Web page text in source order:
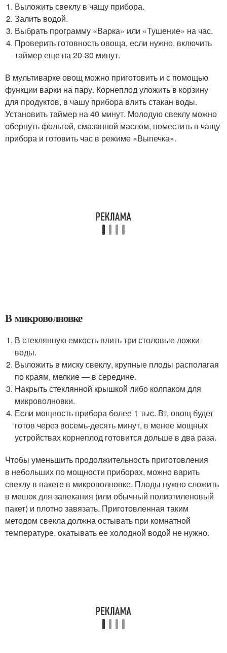
Выложить свеклу в чащу прибора.
Залить водой.
Выбрать программу «Варка» или «Тушение» на час.
Проверить готовность овоща, если нужно, включить
таймер еще на 20-30 минут.
В мультиварке овощ можно приготовить и с помощью
функции варки на пару. Корнеплод уложить в корзину
для продуктов, в чашу прибора влить стакан воды.
Установить таймер на 40 минут. Молодую свеклу можно
обернуть фольгой, смазанной маслом, поместить в чащу
прибора и готовить час в режиме «Выпечка».
В микроволновке
В стеклянную емкость влить три столовые ложки
воды.
Выложить в миску свеклу, крупные плоды располагая
по краям, мелкие — в середине.
Накрыть стеклянной крышкой либо колпаком для
микроволновки.
Если мощность прибора более 1 тыс. Вт, овощ будет
готов через восемь-десять минут, в менее мощных
устройствах корнеплод готовится дольше в два раза.
Чтобы уменьшить продолжительность приготовления
в небольших по мощности приборах, можно варить
свеклу в пакете в микроволновке. Плоды нужно сложить
в мешок для запекания (или обычный полиэтиленовый
пакет) и плотно завязать. Приготовленная таким
методом свекла должна остывать при комнатной
температуре, окатывать ее холодной водой не нужно.